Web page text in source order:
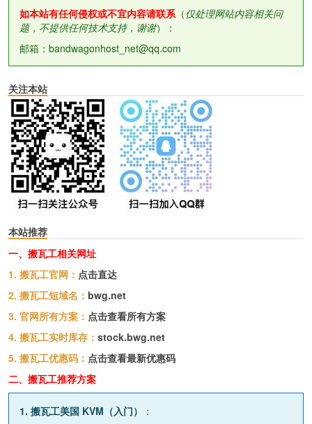
如本站有任何侵权或不宜内容请联系（仅处理网站内容相关问
题，不提供任何技术支持，谢谢）：
邮箱：bandwagonhost_net@qq.com
关注本站
本站推荐
一、搬瓦工相关网址
1. 搬瓦工官网： 点击直达
2. 搬瓦工短域名： bwg.net
3. 官网所有方案： 点击查看所有方案
4. 搬瓦工实时库存： stock.bwg.net
5. 搬瓦工优惠码： 点击查看最新优惠码
二、搬瓦工推荐方案
1. 搬瓦工美国 KVM（入门） ：